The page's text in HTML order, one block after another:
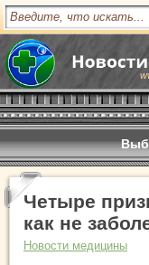
Четыре
как не
Новости медицины